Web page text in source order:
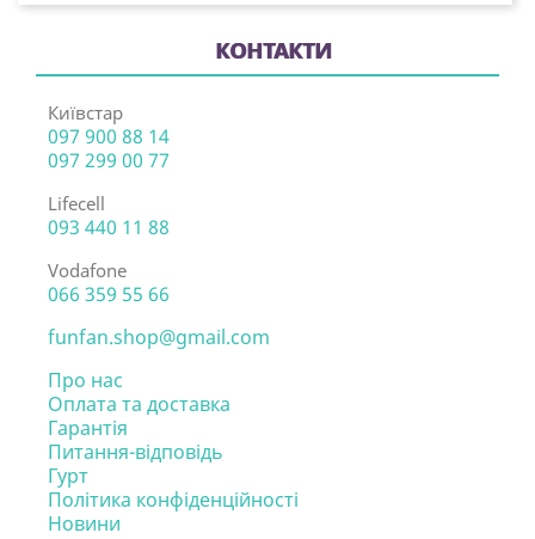
КОНТАКТИ
Київстар
097 900 88 14
097 299 00 77
Lifecell
093 440 11 88
Vodafone
066 359 55 66
funfan.shop@gmail.com
Про нас
Оплата та доставка
Гарантія
Питання-відповідь
Гурт
Політика конфіденційності
Новини